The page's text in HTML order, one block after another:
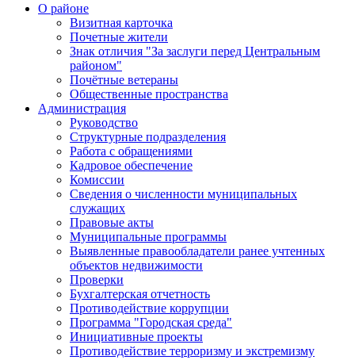
О районе
Визитная карточка
Почетные жители
Знак отличия "За заслуги перед Центральным
районом"
Почётные ветераны
Общественные пространства
Администрация
Руководство
Структурные подразделения
Работа с обращениями
Кадровое обеспечение
Комиссии
Сведения о численности муниципальных
служащих
Правовые акты
Муниципальные программы
Выявленные правообладатели ранее учтенных
объектов недвижимости
Проверки
Бухгалтерская отчетность
Противодействие коррупции
Программа "Городская среда"
Инициативные проекты
Противодействие терроризму и экстремизму